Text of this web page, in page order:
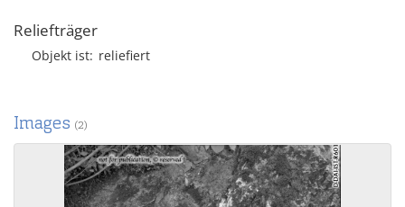
Reliefträger
Objekt ist reliefiert
Images (2)